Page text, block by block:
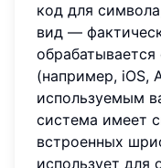
код для
вид —
(например, iOS,
используемым
система имеет
встроенных
использует для